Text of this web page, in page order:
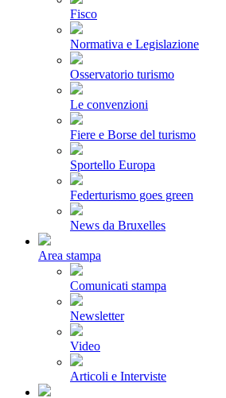
Fisco
Normativa e Legislazione
Osservatorio turismo
Le convenzioni
Fiere e Borse del turismo
Sportello Europa
Federturismo goes green
News da Bruxelles
Area stampa
Comunicati stampa
Newsletter
Video
Articoli e Interviste